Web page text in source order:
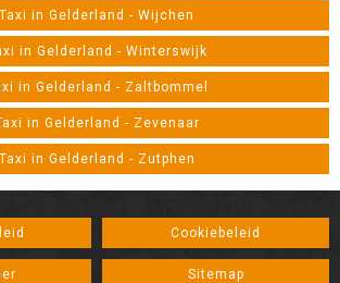
Taxi in Gelderland - Wijchen
in Gelderland - Winterswijk
in Gelderland - Zaltbommel
in Gelderland - Zevenaar
Taxi in Gelderland - Zutphen
Cookiebeleid
Sitemap